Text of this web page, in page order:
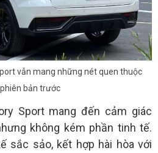
vẫn mang những nét quen thuộc
bản trước
Sport mang đến cảm giác
không kém phần tinh tế.
sắc sảo, kết hợp hài hòa với